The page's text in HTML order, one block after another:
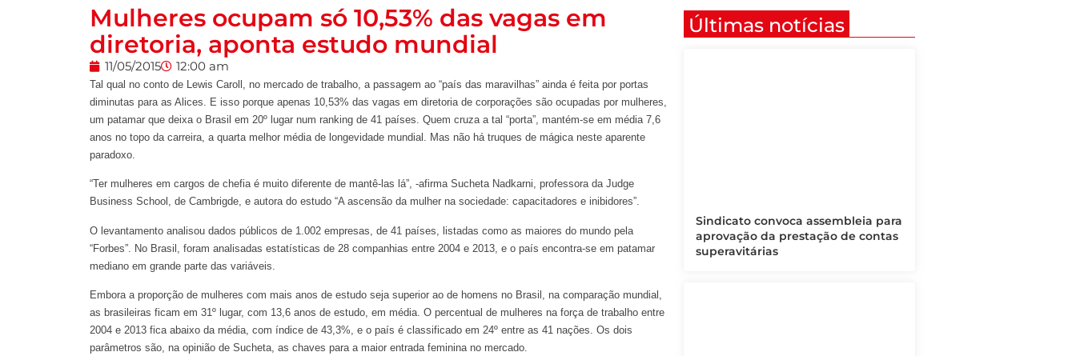
Mulheres ocupam só 10,53% das vagas em
diretoria, aponta estudo mundial
11/05/2015 12:00 am
Tal qual no conto de Lewis Caroll, no mercado de trabalho, a passagem ao “país das maravilhas” ainda é feita por portas
diminutas para as Alices. E isso porque apenas 10,53% das vagas em diretoria de corporações são ocupadas por mulheres,
um patamar que deixa o Brasil em 20º lugar num ranking de 41 países. Quem cruza a tal “porta”, mantém-se em média 7,6
anos no topo da carreira, a quarta melhor média de longevidade mundial. Mas não há truques de mágica neste aparente
paradoxo.
“Ter mulheres em cargos de chefia é muito diferente de mantê-las lá”, -afirma Sucheta Nadkarni, professora da Judge
Business School, de Cambrigde, e autora do estudo “A ascensão da mulher na sociedade: capacitadores e inibidores”.
O levantamento analisou dados públicos de 1.002 empresas, de 41 países, listadas como as maiores do mundo pela
“Forbes”. No Brasil, foram analisadas estatísticas de 28 companhias entre 2004 e 2013, e o país encontra-se em patamar
mediano em grande parte das variáveis.
Embora a proporção de mulheres com mais anos de estudo seja superior ao de homens no Brasil, na comparação mundial,
as brasileiras ficam em 31º lugar, com 13,6 anos de estudo, em média. O percentual de mulheres na força de trabalho entre
2004 e 2013 fica abaixo da média, com índice de 43,3%, e o país é classificado em 24º entre as 41 nações. Os dois
parâmetros são, na opinião de Sucheta, as chaves para a maior entrada feminina no mercado.
Últimas notícias
Sindicato convoca assembleia para
aprovação da prestação de contas
superavitárias